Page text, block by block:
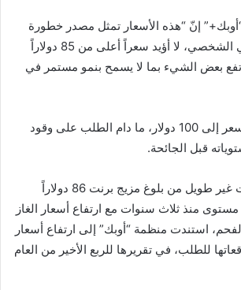
إنّ “هذه الأسعار تمثل مصدر خطورة
على الطلب. في رأيي الشخصي، لا أؤيد سعراً أعلى من 85 دولاراً
بعض الشيء بما لا يسمح بنمو مستمر في
ولم يتوقع أن يصل السعر إلى 100 دولار، ما دام الطلب على وقود
قبل الجائحة.
وفي نوفمبر، بعد وقت غير طويل من بلوغ مزيج برنت 86 دولاراً
منذ ثلاث سنوات مع ارتفاع أسعار الغاز
استندت منظمة “أوبك” إلى ارتفاع أسعار
للطلب، في تقريرها للربع الأخير من العام